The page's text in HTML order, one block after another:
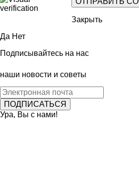
Закрыть
Да Нет
Подписывайтесь на нас
наши новости и советы
Ура, Вы с нами!